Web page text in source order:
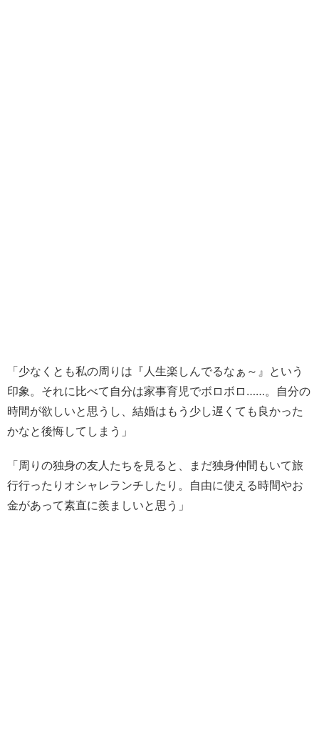
「少なくとも私の周りは『人生楽しんでるなぁ～』という
印象。それに比べて自分は家事育児でボロボロ……。自分の
時間が欲しいと思うし、結婚はもう少し遅くても良かった
かなと後悔してしまう」
「周りの独身の友人たちを見ると、まだ独身仲間もいて旅
行行ったりオシャレランチしたり。自由に使える時間やお
金があって素直に羨ましいと思う」